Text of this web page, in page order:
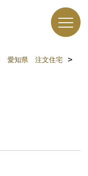
愛知県 注文住宅